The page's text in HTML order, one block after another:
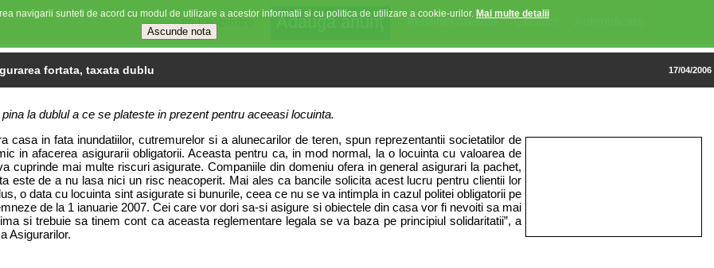
Contact
Anunturi favorite
Stiri imobiliare
fortata, taxata dublu 17/04/2006
la dublul a ce se plateste in prezent pentru aceeasi locuinta.
in fata inundatiilor, cutremurelor si a alunecarilor de teren, spun reprezentantii societatilor de
in afacerea asigurarii obligatorii. Aceasta pentru ca, in mod normal, la o locuinta cu valoarea de
cuprinde mai multe riscuri asigurate. Companiile din domeniu ofera in general asigurari la pachet,
este de a nu lasa nici un risc neacoperit. Mai ales ca bancile solicita acest lucru pentru clientii lor
o data cu locuinta sint asigurate si bunurile, ceea ce nu se va intimpla in cazul politei obligatorii pe
de la 1 ianuarie 2007. Cei care vor dori sa-si asigure si obiectele din casa vor fi nevoiti sa mai
si trebuie sa tinem cont ca aceasta reglementare legala se va baza pe principiul solidaritatii”, a
Asigurarilor.
navigarii sunteti de acord cu modul de utilizare a acestor informatii si cu politica de utilizare a cookie-urilor. Mai multe detalii